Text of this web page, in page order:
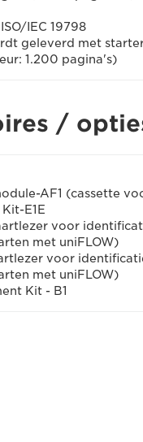
IEC 19798
geleverd met
1.200 pagina's)
/
AF1 (cassette
E1E
voor
met uniFLOW)
voor
met uniFLOW)
Kit - B1